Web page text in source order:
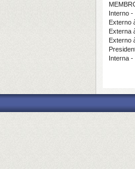
Interno -
Externo
Externa
Externo
Interna -